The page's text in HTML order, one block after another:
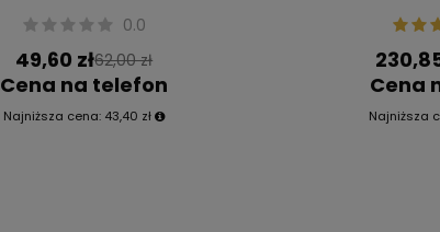
0.0
49,60 zł62,00 zł
Cena na telefon
Najniższa cena: 43,40 zł
Cena
Najniższa